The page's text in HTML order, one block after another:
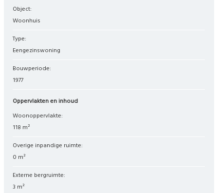
Object:
woonhuis
Type:
eengezinswoning
Bouwperiode:
1977
Oppervlakten en inhoud
Woonoppervlakte:
118 m²
Overige inpandige ruimte:
0 m²
Externe bergruimte:
3 m²